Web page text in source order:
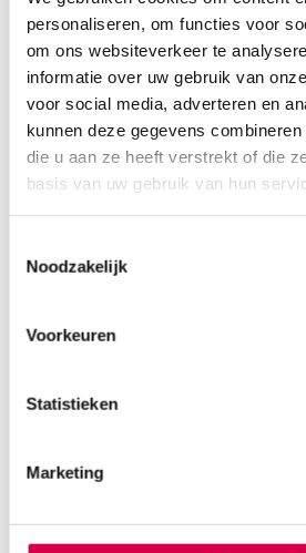
personaliseren, om functies voor
om ons websiteverkeer te
informatie over uw gebruik van
voor social media, adverteren en
kunnen deze gegevens
die u aan ze heeft verstrekt of die
basis van uw gebruik van hun
Noodzakelijk
Voorkeuren
Statistieken
Marketing
3 tot 5 werkdagen
Truglue weefsellijm ampul,
(10)